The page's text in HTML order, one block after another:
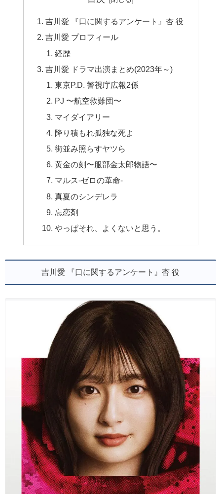
吉川愛 『口に関するアンケート』杏 役
吉川愛 プロフィール
経歴
吉川愛 ドラマ出演まとめ(2023年～)
東京P.D. 警視庁広報2係
PJ 〜航空救難団〜
マイダイアリー
降り積もれ孤独な死よ
街並み照らすヤツら
黄金の刻〜服部金太郎物語〜
マルス-ゼロの革命-
真夏のシンデレラ
忘恋剤
やっぱそれ、よくないと思う。
吉川愛 『口に関するアンケート』杏 役